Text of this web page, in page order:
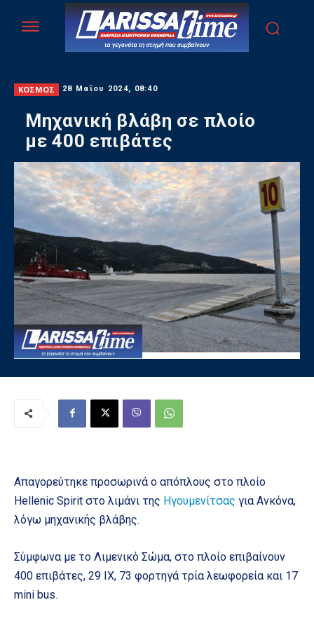
ΚΟΣΜΟΣ 28 Μαΐου 2024, 08:40
Mηχανική βλάβη σε πλοίο
με 400 επιβάτες
Απαγορεύτηκε προσωρινά ο απόπλους στο πλοίο
Hellenic Spirit στο λιμάνι της Ηγουμενίτσας για Ανκόνα,
λόγω μηχανικής βλάβης.
Σύμφωνα με το Λιμενικό Σώμα, στο πλοίο επιβαίνουν
400 επιβάτες, 29 ΙΧ, 73 φορτηγά τρία λεωφορεία και 17
mini bus.